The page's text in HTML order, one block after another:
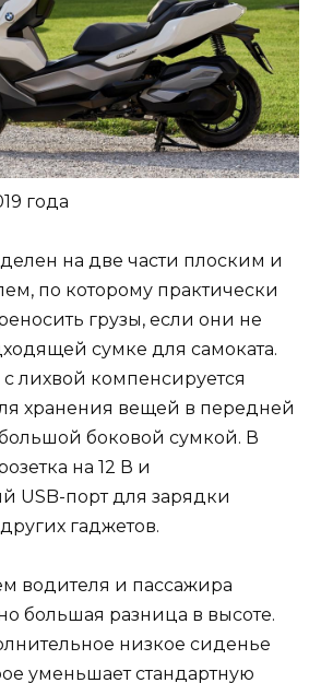
года
на две части плоским и
по которому практически
грузы, если они не
сумке для самоката.
с лихвой компенсируется
хранения вещей в передней
боковой сумкой. В
на 12 В и
USB-порт для зарядки
гаджетов.
водителя и пассажира
большая разница в высоте.
низкое сиденье
уменьшает стандартную